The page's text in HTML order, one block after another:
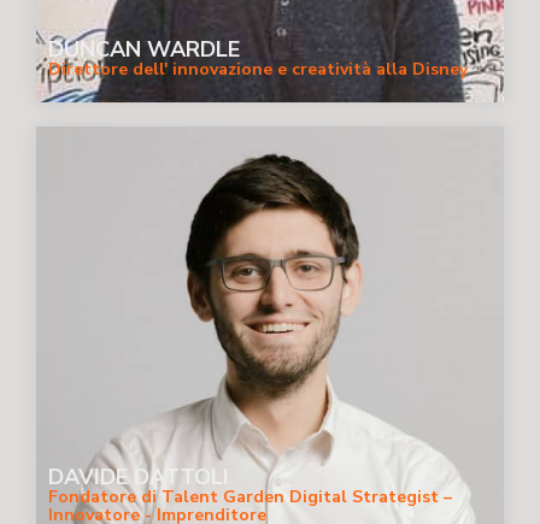
DUNCAN WARDLE
Direttore dell' innovazione e creatività alla Disney
DAVIDE DATTOLI
Fondatore di Talent Garden Digital Strategist –
Innovatore - Imprenditore